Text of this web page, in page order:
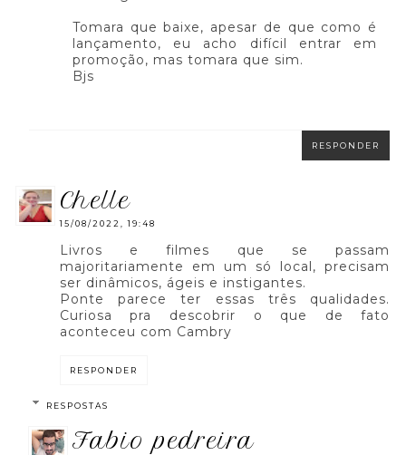
Tomara que baixe, apesar de que como é
lançamento, eu acho difícil entrar em
promoção, mas tomara que sim.
Bjs
RESPONDER
chelle
15/08/2022, 19:48
Livros e filmes que se passam
majoritariamente em um só local, precisam
ser dinâmicos, ágeis e instigantes.
Ponte parece ter essas três qualidades.
Curiosa pra descobrir o que de fato
aconteceu com Cambry
RESPONDER
RESPOSTAS
fabio pedreira